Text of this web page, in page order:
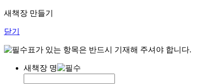
새책장 만들기
닫기
표가 있는 항목은 반드시 기재해 주셔야 합니다.
새책장 명